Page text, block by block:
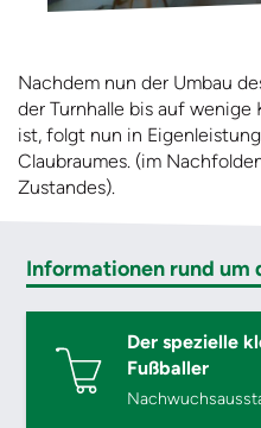
Nachdem nun der Umbau
der Turnhalle bis auf wenige
ist, folgt nun in
Claubraumes. (im
Zustandes).
Informationen rund um
Der spezielle
Fußballer